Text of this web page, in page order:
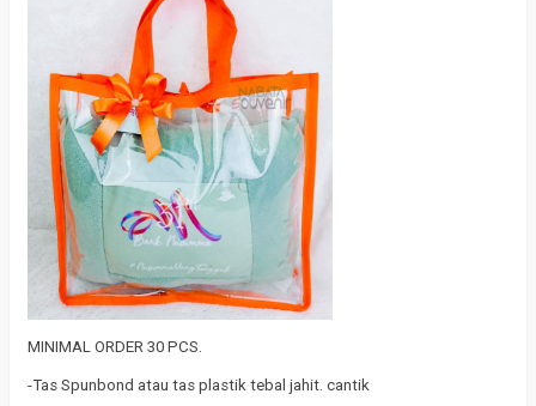
MINIMAL ORDER 30 PCS.
-Tas Spunbond atau tas plastik tebal jahit. cantik